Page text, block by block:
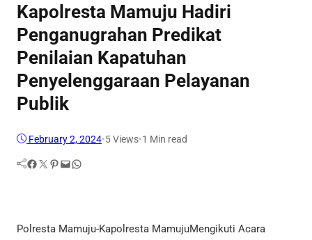
Kapolresta Mamuju Hadiri
Penganugrahan Predikat
Penilaian Kapatuhan
Penyelenggaraan Pelayanan
Publik
February 2, 2024•5Views•1 Min read
Facebook Twitter Pinterest Mail WhatsApp
Polresta Mamuju-Kapolresta MamujuMengikuti Acara